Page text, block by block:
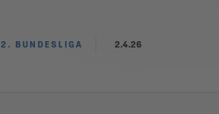
2. BUNDESLIGA 2.4.26